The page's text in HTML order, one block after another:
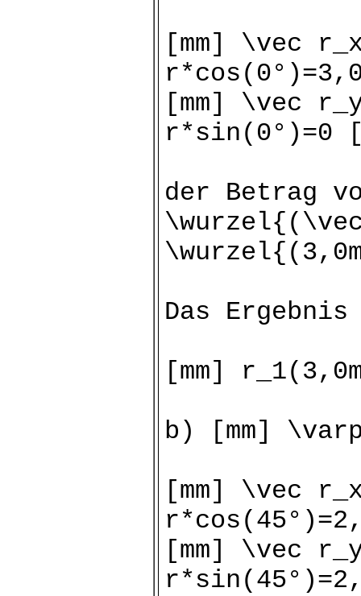
[mm] \vec
[mm] \vec
r*sin(0°)=0
der Betrag
Das
[mm]
b) [mm]
[mm] \vec
[mm] \vec